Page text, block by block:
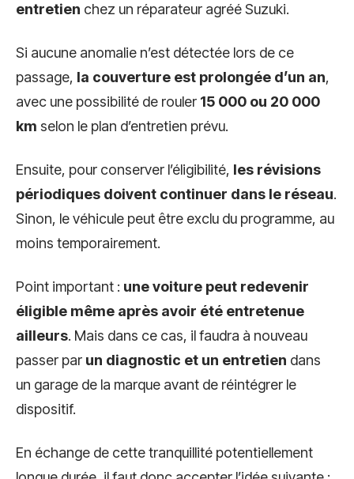
entretien chez un réparateur agréé Suzuki.
Si aucune anomalie n’est détectée lors de ce
passage, la couverture est prolongée d’un an,
avec une possibilité de rouler 15 000 ou 20 000
km selon le plan d’entretien prévu.
Ensuite, pour conserver l’éligibilité, les révisions
périodiques doivent continuer dans le réseau.
Sinon, le véhicule peut être exclu du programme, au
moins temporairement.
Point important : une voiture peut redevenir
éligible même après avoir été entretenue
ailleurs. Mais dans ce cas, il faudra à nouveau
passer par un diagnostic et un entretien dans
un garage de la marque avant de réintégrer le
dispositif.
En échange de cette tranquillité potentiellement